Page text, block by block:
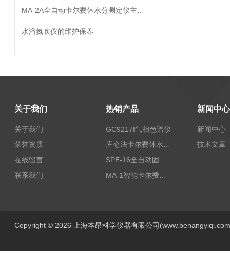
水浴氮吹仪的维护保养
关于我们
关于我们
荣誉资质
在线留言
联系我们
热销产品
GC9217I气相色谱仪
MA-1智能卡尔费休水分测定仪
新闻中心
新闻中心
技术文章
Copyright © 2026 上海本昂科学仪器有限公司